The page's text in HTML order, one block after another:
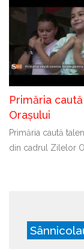
Primăria
Orașului
Primăria caută
din cadrul Zilelor